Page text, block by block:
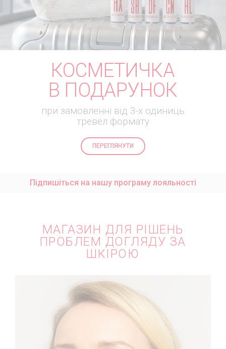
КРЕМИ ДЛЯ ОБЛИЧЧЯ
ДОГЛЯД ЗА ШКІРОЮ НАВКОЛО ОЧЕЙ
ДОГЛЯД ЗА ТІЛОМ
ПОДАРУНКОВИЙ СЕРТИФІКАТ
НОВИНКА! АКТИВНЕ ДОВГОЛІТТЯ
ТРЕВЕЛ-ФОРМАТ
ДОГЛЯД ЗА ЗРІЛОЮ ШКІРОЮ
ДОГЛЯД ЗА НАБРЯКЛИМ ОБЛИЧЧЯМ
ПОШИРЕНІ ЗАПИТАННЯ
КОНТАКТИ
LOGIN
при замовленні від 3-х одиниць
тревел формату
КОСМЕТИЧКА
В ПОДАРУНОК
ПЕРЕГЛЯНУТИ
Підпишіться на нашу програму лояльності
МАГАЗИН ДЛЯ РІШЕНЬ
ПРОБЛЕМ ДОГЛЯДУ ЗА
ШКІРОЮ